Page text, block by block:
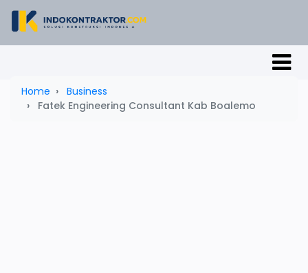
Home
Business
Fatek Engineering Consultant Kab Boalemo